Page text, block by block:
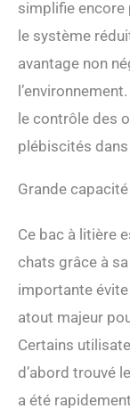
simplifie encore
le système
avantage non
le contrôle des
plébiscités
Grande
Ce bac à litière
chats grâce à
importante
atout majeur
Certains
d’abord trouvé
a été